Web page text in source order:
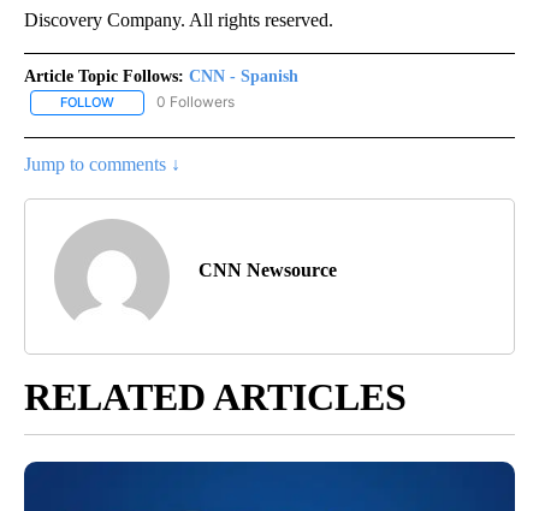
Discovery Company. All rights reserved.
Article Topic Follows: CNN - Spanish
FOLLOW FOLLOW "CNN - SPANISH" TO RECEIVE NOTIFICATIONS ABOUT
0 Followers
Jump to comments ↓
CNN Newsource
RELATED ARTICLES